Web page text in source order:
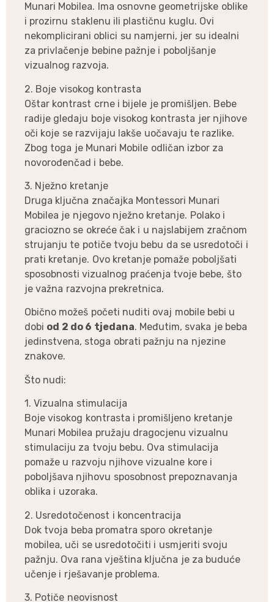
Munari Mobilea. Ima osnovne geometrijske oblike
i prozirnu staklenu ili plastičnu kuglu. Ovi
nekomplicirani oblici su namjerni, jer su idealni
za privlačenje bebine pažnje i poboljšanje
vizualnog razvoja.
2. Boje visokog kontrasta
Oštar kontrast crne i bijele je promišljen. Bebe
radije gledaju boje visokog kontrasta jer njihove
oči koje se razvijaju lakše uočavaju te razlike.
Zbog toga je Munari Mobile odličan izbor za
novorođenčad i bebe.
3. Nježno kretanje
Druga ključna značajka Montessori Munari
Mobilea je njegovo nježno kretanje. Polako i
graciozno se okreće čak i u najslabijem zračnom
strujanju te potiče tvoju bebu da se usredotoči i
prati kretanje. Ovo kretanje pomaže poboljšati
sposobnosti vizualnog praćenja tvoje bebe, što
je važna razvojna prekretnica.
Obično možeš početi nuditi ovaj mobile bebi u
dobi od 2 do 6 tjedana. Međutim, svaka je beba
jedinstvena, stoga obrati pažnju na njezine
znakove.
Što nudi:
1. Vizualna stimulacija
Boje visokog kontrasta i promišljeno kretanje
Munari Mobilea pružaju dragocjenu vizualnu
stimulaciju za tvoju bebu. Ova stimulacija
pomaže u razvoju njihove vizualne kore i
poboljšava njihovu sposobnost prepoznavanja
oblika i uzoraka.
2. Usredotočenost i koncentracija
Dok tvoja beba promatra sporo okretanje
mobilea, uči se usredotočiti i usmjeriti svoju
pažnju. Ova rana vještina ključna je za buduće
učenje i rješavanje problema.
3. Potiče neovisnost